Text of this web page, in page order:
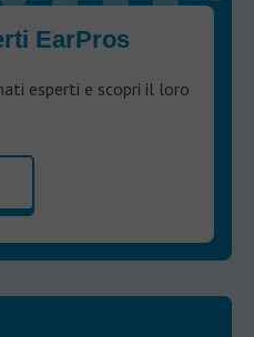
EarPros
esperti e scopri il loro